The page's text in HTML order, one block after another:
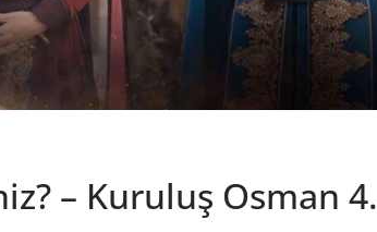
– Kuruluş Osman 4.